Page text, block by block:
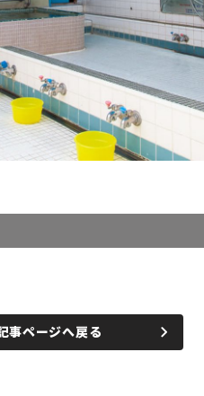
事ページへ戻る